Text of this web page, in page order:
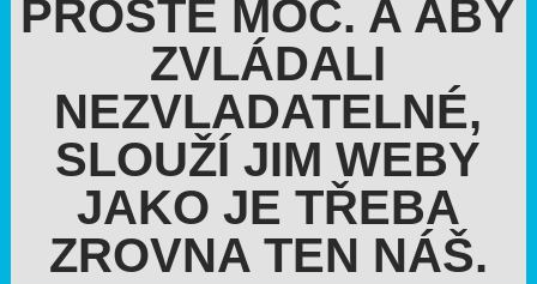
PROSTĚ MOC. A ABY
ZVLÁDALI
NEZVLADATELNÉ,
SLOUŽÍ JIM WEBY
JAKO JE TŘEBA
ZROVNA TEN NÁŠ.